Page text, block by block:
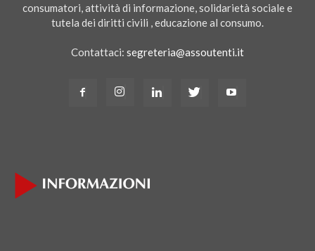
consumatori, attività di informazione, solidarietà sociale e
tutela dei diritti civili , educazione al consumo.
Contattaci: segreteria@assoutenti.it